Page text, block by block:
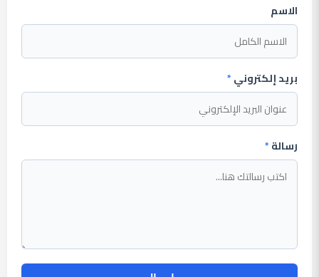
الاسم
بريد إلكتروني*
رسالة*